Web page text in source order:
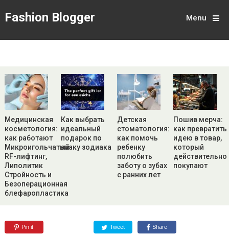
Fashion Blogger Menu
Медицинская
косметология:
как работают
Микроигольчатый
RF-лифтинг,
Липолитик
Стройность и
Безоперационная
блефаропластика
Как выбрать
идеальный
подарок по
знаку зодиака
Детская
стоматология:
как помочь
ребенку
полюбить
заботу о зубах
с ранних лет
Пошив мерча:
как превратить
идею в товар,
который
действительно
покупают
Pin it Tweet Share